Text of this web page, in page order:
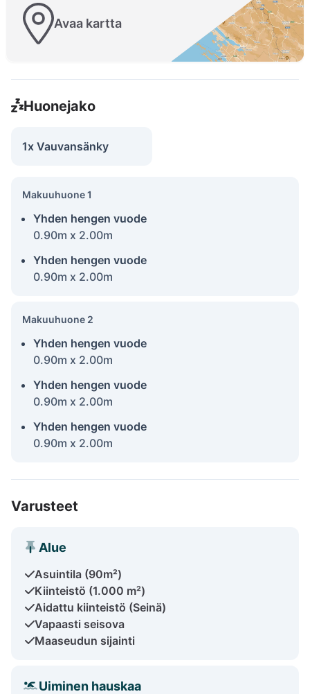
Avaa kartta
Huonejako
1x Vauvansänky
Makuuhuone 1
Yhden hengen vuode
0.90m x 2.00m
Yhden hengen vuode
0.90m x 2.00m
Makuuhuone 2
Yhden hengen vuode
0.90m x 2.00m
Yhden hengen vuode
0.90m x 2.00m
Yhden hengen vuode
0.90m x 2.00m
Varusteet
Alue
Asuintila (90m²)
Kiinteistö (1.000 m²)
Aidattu kiinteistö (Seinä)
Vapaasti seisova
Maaseudun sijainti
Uiminen hauskaa